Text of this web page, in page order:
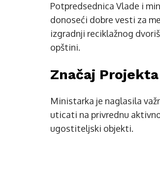
Potpredsednica Vlade i
donoseći dobre vesti za
izgradnji reciklažnog
opštini.
Značaj
Ministarka je naglasila
uticati na privrednu
ugostiteljski objekti.